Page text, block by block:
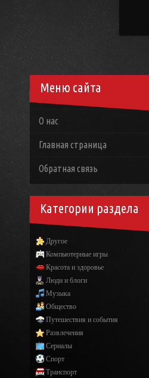
Меню сайта
О нас
Главная страница
Обратная связь
Категории раздела
Другое
Компьютерные игры
Красота и здоровье
Люди и блоги
Музыка
Общество
Путешествия и события
Развлечения
Сериалы
Спорт
Транспорт